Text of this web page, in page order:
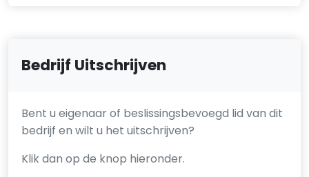
Bedrijf Uitschrijven
Bent u eigenaar of beslissingsbevoegd lid van dit
bedrijf en wilt u het uitschrijven?
Klik dan op de knop hieronder.